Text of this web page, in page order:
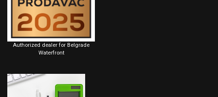
Authorized dealer for Belgrade
Waterfront